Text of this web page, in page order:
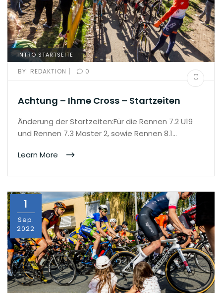
INTRO STARTSEITE
BY: REDAKTION | 0
Achtung – Ihme Cross – Startzeiten
Änderung der Startzeiten:Für die Rennen 7.2 U19
und Rennen 7.3 Master 2, sowie Rennen 8.1…
Learn More
1
Sep.
2022